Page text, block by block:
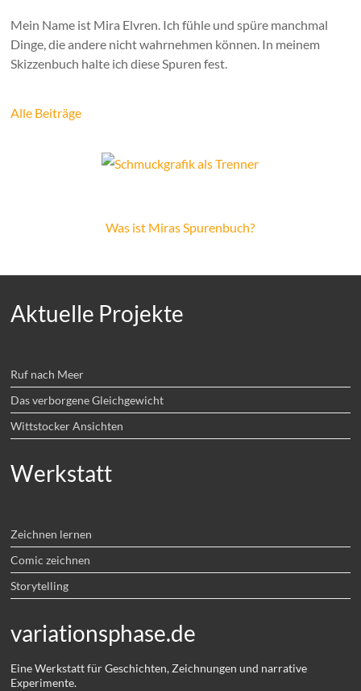
Mein Name ist Mira Elvren. Ich fühle und spüre manchmal
Dinge, die andere nicht wahrnehmen können. In meinem
Skizzenbuch halte ich diese Spuren fest.
Alle Beiträge
Was ist Miras Spurenbuch?
Aktuelle Projekte
Ruf nach Meer
Das verborgene Gleichgewicht
Wittstocker Ansichten
Werkstatt
Zeichnen lernen
Comic zeichnen
Storytelling
variationsphase.de
Eine Werkstatt für Geschichten, Zeichnungen und narrative
Experimente.